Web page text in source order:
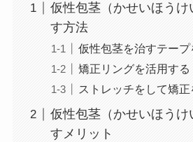
仮性包茎（かせいほうけ
す方法
仮性包茎を治すテープ
矯正リングを活用する
ストレッチをして矯
仮性包茎（かせいほうけ
すメリット